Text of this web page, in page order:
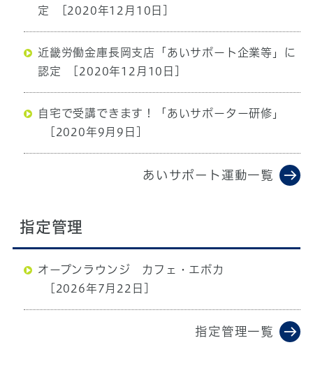
定
[2020年12月10日]
近畿労働金庫長岡支店「あいサポート企業等」に
認定
[2020年12月10日]
自宅で受講できます！「あいサポーター研修」
[2020年9月9日]
あいサポート運動一覧
指定管理
オープンラウンジ カフェ・エポカ
[2026年7月22日]
指定管理一覧